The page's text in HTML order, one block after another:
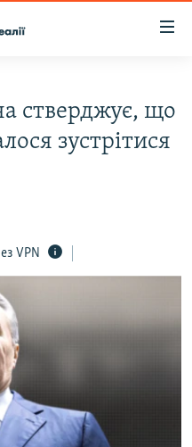
стверджує, що
зустрітися
VPN